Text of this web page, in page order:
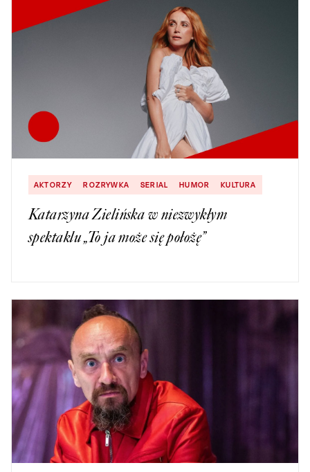
AKTORZY ROZRYWKA SERIAL HUMOR KULTURA
Katarzyna Zielińska w niezwykłym
spektaklu „To ja może się położę”